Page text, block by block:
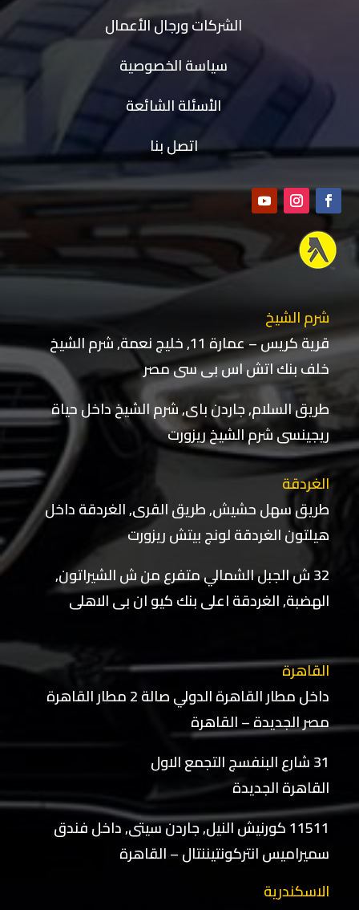
الشركات ورجال الأعمال
سياسة الخصوصية
الأسئلة الشائعة
اتصل بنا
شرم الشيخ
قرية كريس – عمارة 11, خليج نعمة, شرم الشيخ
خلف بنك اتش اس بى سى مصر
طريق السلام, جاردن باى, شرم الشيخ داخل حياة
ريجينسى شرم الشيخ ريزورت
الغردقة
طريق سهل حشيش, طريق القرى, الغردقة داخل
هيلتون الغردقة لونج بيتش ريزورت
32 ش الجبل الشمالي متفرع من ش الشيراتون,
الهضبة, الغردقة اعلى بنك كيو ان بى الاهلى
القاهرة
داخل مطار القاهرة الدولي صالة 2 مطار القاهرة
مصر الجديدة – القاهرة
31 شارع البنفسج التجمع الاول
القاهرة الجديدة
11511 كورنيش النيل, جاردن سيتى, داخل فندق
سميراميس انتركونتيننتال – القاهرة
الاسكندرية